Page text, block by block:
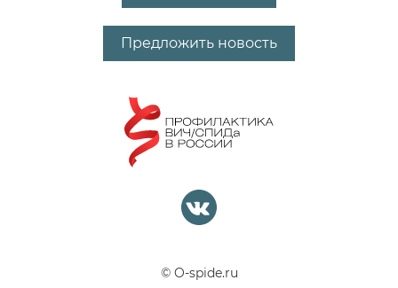
Предложить новость
© O-spide.ru